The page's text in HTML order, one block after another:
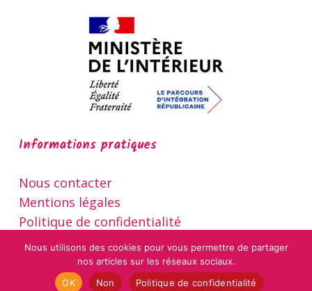
Informations pratiques
Nous contacter
Mentions légales
Politique de confidentialité
Nous utilisons des cookies pour vous permettre de partager
nos articles sur les réseaux sociaux.
OK
Non Politique de confidentialité